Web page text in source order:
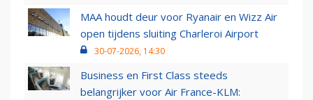
MAA houdt deur voor Ryanair en Wizz Air
open tijdens sluiting Charleroi Airport
30-07-2026, 14:30
Business en First Class steeds
belangrijker voor Air France-KLM: